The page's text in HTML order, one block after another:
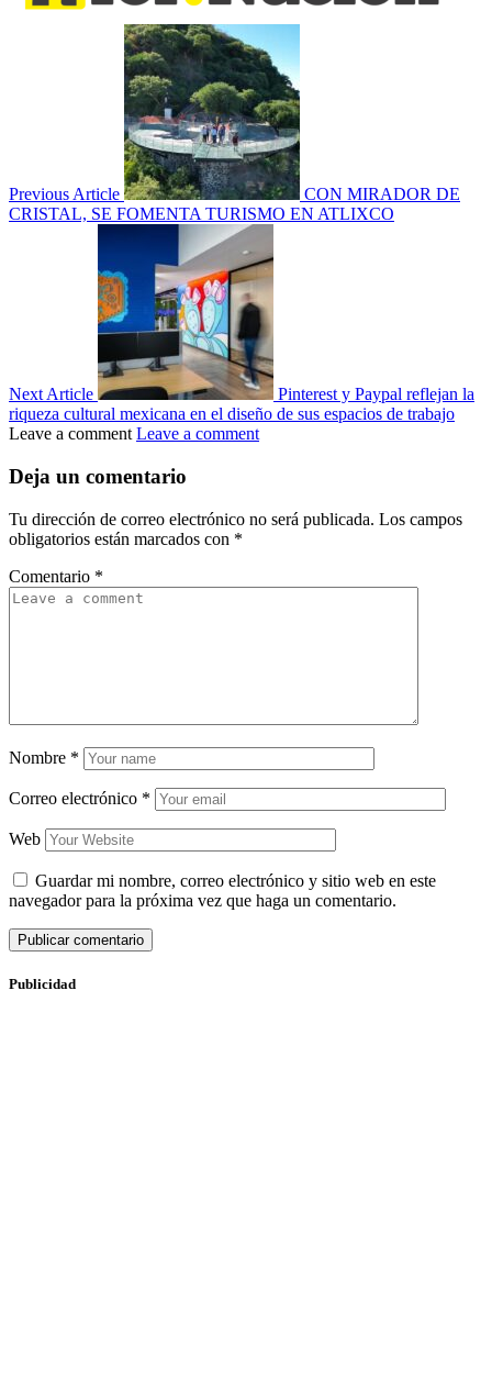
Previous Article
CON MIRADOR DE
CRISTAL, SE FOMENTA TURISMO EN ATLIXCO
Next Article
Pinterest y Paypal reflejan la
riqueza cultural mexicana en el diseño de sus espacios de trabajo
Leave a comment Leave a comment
Deja un comentario
Tu dirección de correo electrónico no será publicada. Los campos
obligatorios están marcados con *
Comentario *
Nombre *
Correo electrónico *
Web
Guardar mi nombre, correo electrónico y sitio web en este
navegador para la próxima vez que haga un comentario.
Publicidad